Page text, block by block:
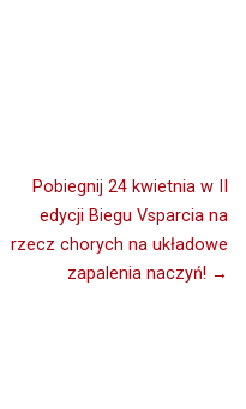
Pobiegnij 24 kwietnia w II
edycji Biegu Vsparcia na
rzecz chorych na układowe
zapalenia naczyń! →